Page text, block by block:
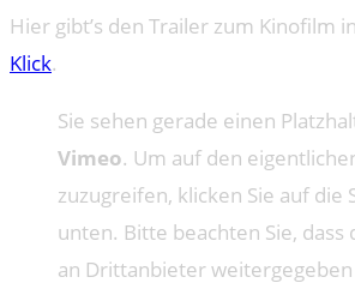
Hier gibt’s den Trailer zum Kinofilm
Klick.
Sie sehen gerade einen
Vimeo. Um auf den
zuzugreifen, klicken Sie auf die
unten. Bitte beachten Sie, dass
an Drittanbieter